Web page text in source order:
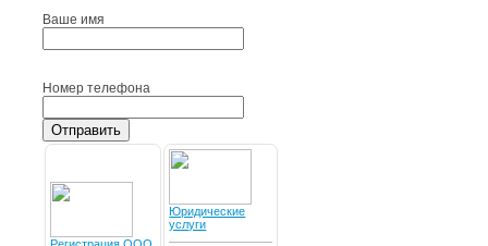
Ваше имя
Номер телефона
Отправить
Юридические
услуги